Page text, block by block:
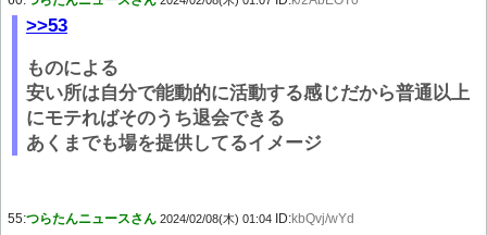
>>53
ものによる
安い所は自分で能動的に活動する感じだから普通以上
にモテればそのうち退会できる
あくまでも場を提供してるイメージ
55:つらたんニュースさん 2024/02/08(木) 01:04 ID:kbQvj/wYd